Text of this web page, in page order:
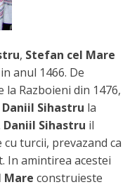
, Stefan cel Mare
in anul 1466. De
Razboieni din 1476,
Daniil Sihastru la
Daniil Sihastru il
turcii, prevazand ca
In amintirea acestei
Mare construieste